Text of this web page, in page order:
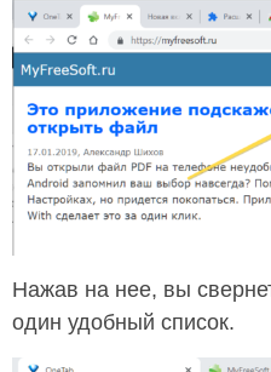
Нажав на нее, вы
один удобный список.